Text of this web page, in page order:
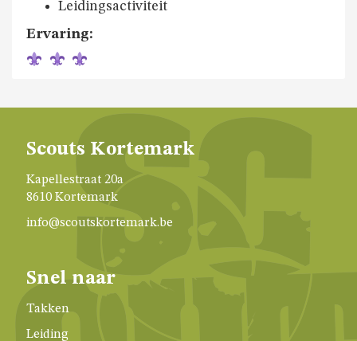
Leidingsactiviteit
Ervaring:
Scouts Kortemark
Kapellestraat 20a
8610 Kortemark
info@scoutskortemark.be
Snel naar
Takken
Leiding